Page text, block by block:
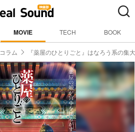
MOVIE TECH BOOK
コラム 『薬屋のひとりごと』はなろう系の集